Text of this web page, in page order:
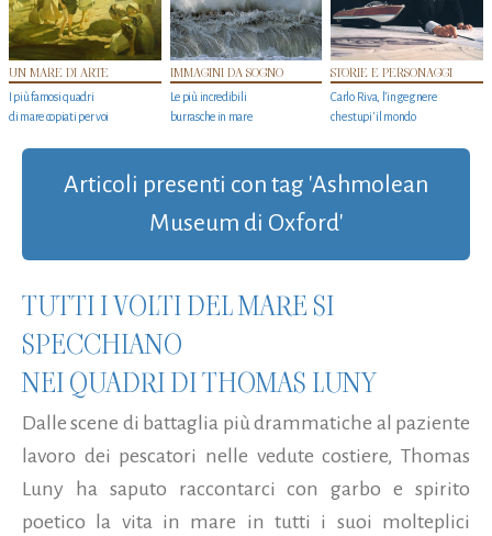
UN MARE DI ARTE
I più famosi quadri
di mare copiati per voi
IMMAGINI DA SOGNO
Le più incredibili
burrasche in mare
STORIE E PERSONAGGI
Carlo Riva, l’ingegnere
che stupi' il mondo
Articoli presenti con tag 'Ashmolean
Museum di Oxford'
TUTTI I VOLTI DEL MARE SI
SPECCHIANO
NEI QUADRI DI THOMAS LUNY
Dalle scene di battaglia più drammatiche al paziente
lavoro dei pescatori nelle vedute costiere, Thomas
Luny ha saputo raccontarci con garbo e spirito
poetico la vita in mare in tutti i suoi molteplici